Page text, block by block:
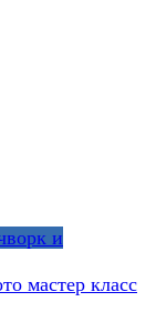
и
мастер класс